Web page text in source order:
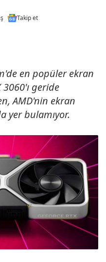
Takip et
en popüler ekran
3060'ı geride
AMD'nin ekran
yer bulamıyor.